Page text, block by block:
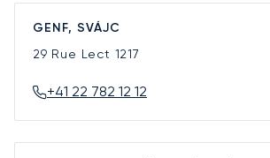
GENF, SVÁJC
29 Rue Lect 1217
+41 22 782 12 12